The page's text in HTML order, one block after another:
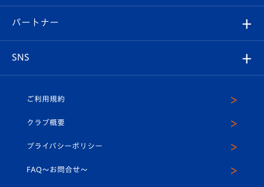
メディア
ホームタウン
マスコット紹介
平和祈念活動
ヴィヴィくんの長崎おもてなしガイド
スタジアムグルメ
V-LOVERS（ファンクラブ）
プレイヤーズスイート
店舗情報
育成からのお知らせ
U-18
スクール
パートナー
SNS
ヴィヴィくんインスタグラム
公式LINE＠
ご利用規約
クラブ概要
プライバシーポリシー
FAQ〜お問合せ〜